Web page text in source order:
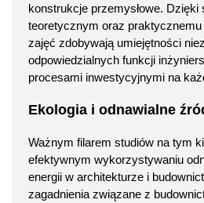
konstrukcje przemysłowe. Dzięki
teoretycznym oraz
zajęć zdobywają umiejętności
odpowiedzialnych funkcji
procesami inwestycyjnymi na
Ekologia i odnawialne
Ważnym filarem studiów na tym
efektywnym wykorzystywaniu
energii w architekturze i
zagadnienia związane z